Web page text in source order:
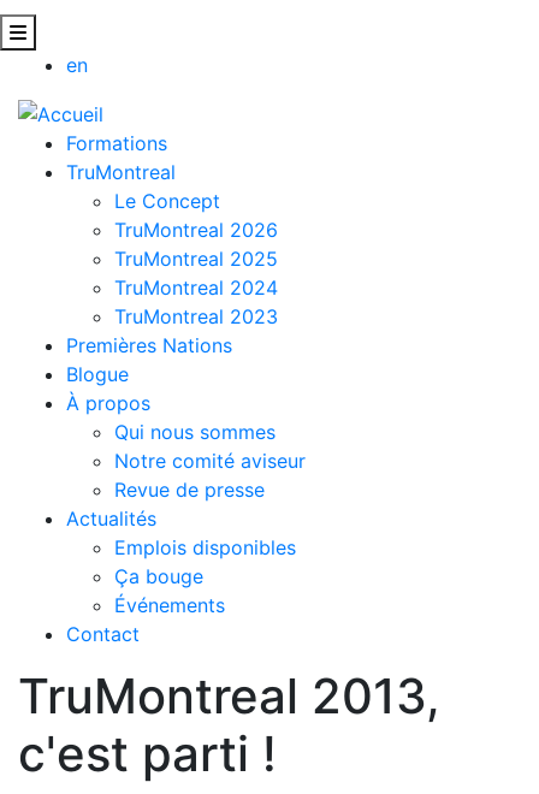
en
Formations
TruMontreal
Le Concept
TruMontreal 2026
TruMontreal 2025
TruMontreal 2024
TruMontreal 2023
Premières Nations
Blogue
À propos
Qui nous sommes
Notre comité aviseur
Revue de presse
Actualités
Emplois disponibles
Ça bouge
Événements
Contact
TruMontreal 2013,
c'est parti !